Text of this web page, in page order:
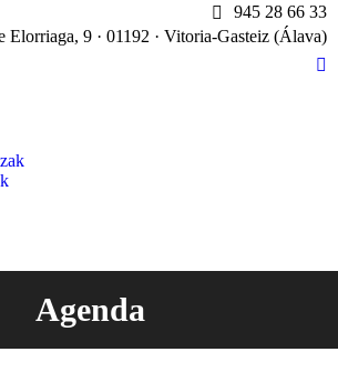
945 28 66 33
Elorriaga, 9 · 01192 · Vitoria-Gasteiz (Álava)
X
Agenda
You are here: